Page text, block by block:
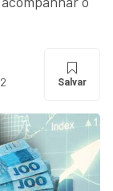
Salvar